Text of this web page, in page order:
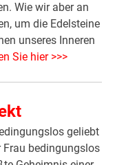
Wie wir aber an
um die Edelsteine
unseres Inneren
Sie hier >>>
geliebt
bedingungslos